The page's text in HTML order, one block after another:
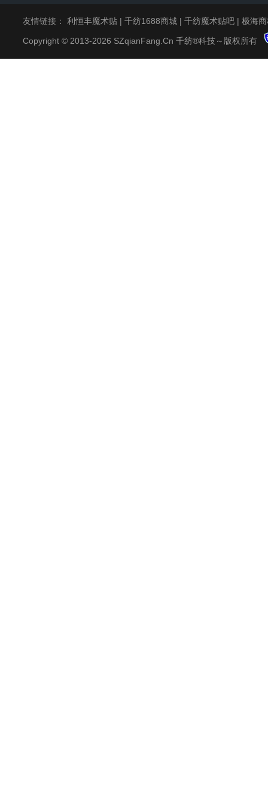
友情链接： 利恒丰魔术贴| 千纺1688商城| 千纺魔术贴吧| 极海
Copyright © 2013-2026 SZqianFang.Cn 千纺®科技～版权所有